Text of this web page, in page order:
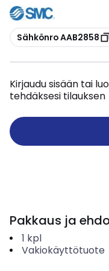
Kopioi
Sähkönro AAB2858
Kirjaudu sisään tai
tehdäksesi tilauksen
Pakkaus ja
1 kpl
Vakiokäyttötuote